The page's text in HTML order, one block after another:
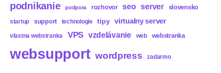
podnikanie podpora rozhovor seo server slovensko
startup support technologie tipy virtualny server
vlastna webstranka VPS vzdelávanie web webstranka
websupport wordpress zadarmo